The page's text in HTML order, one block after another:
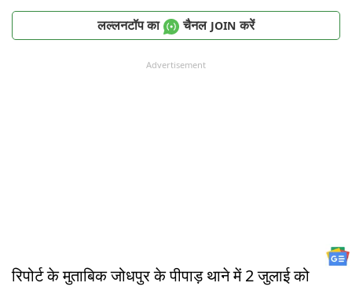
लल्लनटॉप का चैनल JOIN करें
Advertisement
रिपोर्ट के मुताबिक जोधपुर के पीपाड़ थाने में 2 जुलाई को